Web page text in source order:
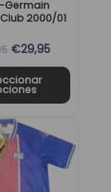
Germain
2000/01
€29,95
en
página
de
producto
El
precio
original
precio
actual
es:
Este
producto
tiene
múltiples